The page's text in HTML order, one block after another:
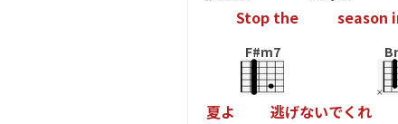
Stop the season i
夏よ
F#m7
逃げないでく れ